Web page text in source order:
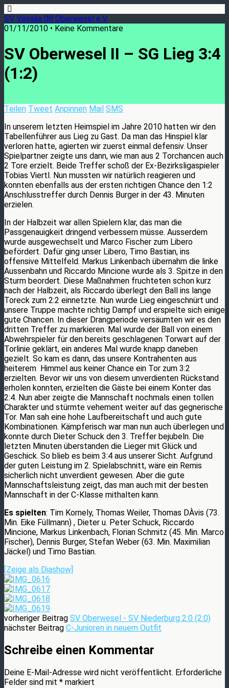
SV Vesalia 08 Oberwesel e.V.
01/11/2010 • Keine Kommentare
SV Oberwesel II – SG Lieg 3:4
(1:2)
Teilen Tweet Anpinnen Mail SMS
In unserem letzten Heimspiel im Jahre 2010 hatten wir den
Tabellenführer aus Lieg zu Gast. Da man das Hinspiel klar
verloren hatte, agierten wir zuerst einmal defensiv. Unser
Spielpartner zeigte uns dann, wie man aus 2 Torchancen auch
2 Tore erzielt. Beide Treffer schoß der Ex-Bezirksligaspieler
Tobias Viertl. Nun mussten wir natürlich reagieren und
konnten ebenfalls aus der ersten richtigen Chance den 1:2
Anschlusstreffer durch Dennis Burger in der 43. Minuten
erzielen.
In der Halbzeit war allen Spielern klar, das man die
Passgenauigkeit dringend verbessern müsse. Ausserdem
wurde ausgewechselt und Marco Fischer zum Libero
befördert. Dafür ging unser Libero, Timo Bastian, ins
offensive Mittelfeld. Markus Linkenbach übernahm die linke
Aussenbahn und Riccardo Mincione wurde als 3. Spitze in den
Sturm beordert. Diese Maßnahmen fruchteten schon kurz
nach der Halbzeit, als Riccardo überlegt den Ball ins lange
Toreck zum 2:2 einnetzte. Nun wurde Lieg eingeschnürt und
unsere Truppe machte richtig Dampf und erspielte sich einige
gute Chancen. In dieser Drangperiode versäumten wir es den
dritten Treffer zu markieren. Mal wurde der Ball von einem
Abwehrspieler für den bereits geschlagenen Torwart auf der
Torlinie geklärt, ein anderes Mal wurde knapp daneben
gezielt. So kam es dann, das unsere Kontrahenten aus
heiterem Himmel aus keiner Chance ein Tor zum 3:2
erzielten. Bevor wir uns von diesem unverdienten Rückstand
erholen konnten, erzielten die Gäste bei einem Konter das
2:4. Nun aber zeigte die Mannschaft nochmals einen tollen
Charakter und stürmte vehement weiter auf das gegnerische
Tor. Man sah eine hohe Laufbereitschaft und auch gute
Kombinationen. Kämpferisch war man nun auch überlegen und
konnte durch Dieter Schuck den 3. Treffer bejubeln. Die
letzten Minuten überstanden die Lieger mit Glück und
Geschick. So blieb es beim 3:4 aus unserer Sicht. Aufgrund
der guten Leistung im 2. Spielabschnitt, wäre ein Remis
sicherlich nicht unverdient gewesen. Aber die gute
Mannschaftsleistung zeigt, das man auch mit der besten
Mannschaft in der C-Klasse mithalten kann.
Es spielten: Tim Kornely, Thomas Weiler, Thomas DÀvis (73.
Min. Eike Füllmann) , Dieter u. Peter Schuck, Riccardo
Mincione, Markus Linkenbach, Florian Schmitz (45. Min. Marco
Fischer), Dennis Burger, Stefan Weber (63. Min. Maximilian
Jäckel) und Timo Bastian.
[Zeige als Diashow]
vorheriger Beitrag SV Oberwesel - SV Niederburg 2:0 (2:0)
nächster Beitrag C-Junioren in neuem Outfit
Schreibe einen Kommentar
Deine E-Mail-Adresse wird nicht veröffentlicht. Erforderliche
Felder sind mit * markiert